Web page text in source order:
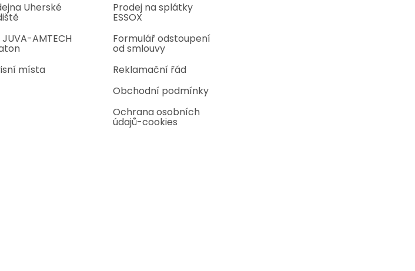
Uherské
JUVA-AMTECH
místa
Prodej na splátky
ESSOX
Formulář odstoupení
od smlouvy
Reklamační řád
Obchodní podmínky
Ochrana osobních
údajů-cookies